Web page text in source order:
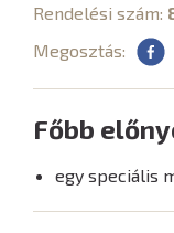
Rendelési szám:
Megosztás:
Főbb
egy speciális